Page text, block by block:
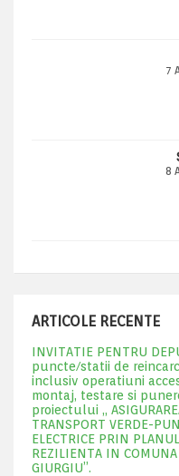
7
8
ARTICOLE RECENTE
INVITATIE PENTRU
puncte/statii de
inclusiv operatiuni
montaj, testare si
proiectului „
TRANSPORT VERDE-
ELECTRICE PRIN
REZILIENTA IN COMUNA
GIURGIU”.